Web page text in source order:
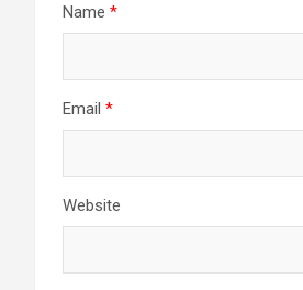
Name *
Email *
Website